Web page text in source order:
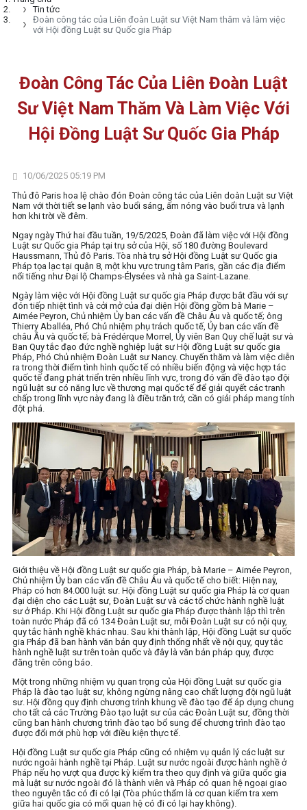
Tin tức
Đoàn công tác của Liên đoàn Luật sư Việt Nam thăm và làm việc
với Hội đồng Luật sư Quốc gia Pháp
Đoàn Công Tác Của Liên Đoàn Luật
Sư Việt Nam Thăm Và Làm Việc Với
Hội Đồng Luật Sư Quốc Gia Pháp
10/06/2025 05:19 PM
Thủ đô Paris hoa lệ chào đón Đoàn công tác của Liên doàn Luật sư Việt
Nam với thời tiết se lạnh vào buổi sáng, ấm nóng vào buổi trưa và lạnh
hơn khi trời về đêm.
Ngay ngày Thứ hai đầu tuần, 19/5/2025, Đoàn đã làm việc với Hội đồng
Luật sư Quốc gia Pháp tại trụ sở của Hội, số 180 đường Boulevard
Haussmann, Thủ đô Paris. Tòa nhà trụ sở Hội đồng Luật sư Quốc gia
Pháp tọa lạc tại quận 8, một khu vực trung tâm Paris, gần các địa điểm
nổi tiếng như Đại lộ Champs-Élysées và nhà ga Saint-Lazane.
Ngày làm việc với Hội đồng Luật sư quốc gia Pháp được bắt đầu với sự
đón tiếp nhiệt tình và cởi mở của đại diện Hội đồng gồm bà Marie –
Aimée Peyron, Chủ nhiệm Ủy ban các vấn đề Châu Âu và quốc tế; ông
Thierry Aballéa, Phó Chủ nhiệm phụ trách quốc tế, Ủy ban các vấn đề
châu Âu và quốc tế; bà Frédérque Morrel, Ủy viên Ban Quy chế luật sư và
Ban Quy tắc đạo đức nghề nghiệp luật sư Hội đồng Luật sư quốc gia
Pháp, Phó Chủ nhiệm Đoàn Luật sư Nancy. Chuyến thăm và làm việc diễn
ra trong thời điểm tình hình quốc tế có nhiều biến động và việc hợp tác
quốc tế đang phát triển trên nhiều lĩnh vực, trong đó vấn đề đào tạo đội
ngũ luật sư có năng lực về thương mại quốc tế để giải quyết các tranh
chấp trong lĩnh vực này đang là điều trăn trở, cần có giải pháp mang tính
đột phá.
Giới thiệu về Hội đồng Luật sư quốc gia Pháp, bà Marie – Aimée Peyron,
Chủ nhiệm Ủy ban các vấn đề Châu Âu và quốc tế cho biết: Hiện nay,
Pháp có hơn 84.000 luật sư. Hội đồng Luật sư quốc gia Pháp là cơ quan
đại diện cho các Luật sư, Đoàn Luật sư và các tổ chức hành nghề luật
sư ở Pháp. Khi Hội đồng Luật sư quốc gia Pháp được thành lập thì trên
toàn nước Pháp đã có 134 Đoàn Luật sư, mỗi Đoàn Luật sư có nội quy,
quy tắc hành nghề khác nhau. Sau khi thành lập, Hội đồng Luật sư quốc
gia Pháp đã ban hành văn bản quy định thống nhất về nội quy, quy tắc
hành nghề luật sư trên toàn quốc và đây là văn bản pháp quy, được
đăng trên công báo.
Một trong những nhiệm vụ quan trọng của Hội đồng Luật sư quốc gia
Pháp là đào tạo luật sư, không ngừng nâng cao chất lượng đội ngũ luật
sư. Hội đồng quy định chương trình khung về đào tạo để áp dụng chung
cho tất cả các Trường Đào tạo luật sư của các Đoàn Luật sư, đồng thời
cũng ban hành chương trình đào tạo bổ sung để chương trình đào tạo
được đổi mới phù hợp với điều kiện thực tế.
Hội đồng Luật sư quốc gia Pháp cũng có nhiệm vụ quản lý các luật sư
nước ngoài hành nghề tại Pháp. Luật sư nước ngoài được hành nghề ở
Pháp nếu họ vượt qua được kỳ kiểm tra theo quy định và giữa quốc gia
mà luật sư nước ngoài đó là thành viên và Pháp có quan hệ ngoại giao
theo nguyên tắc có đi có lại (Tòa phúc thẩm là cơ quan kiểm tra xem
giữa hai quốc gia có mối quan hệ có đi có lại hay không).